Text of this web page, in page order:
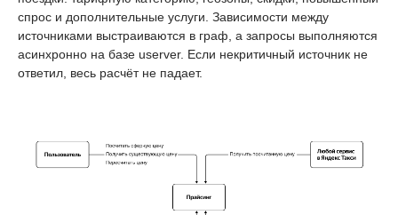
спрос и дополнительные услуги. Зависимости между
источниками выстраиваются в граф, а запросы выполняются
асинхронно на базе userver. Если некритичный источник не
ответил, весь расчёт не падает.